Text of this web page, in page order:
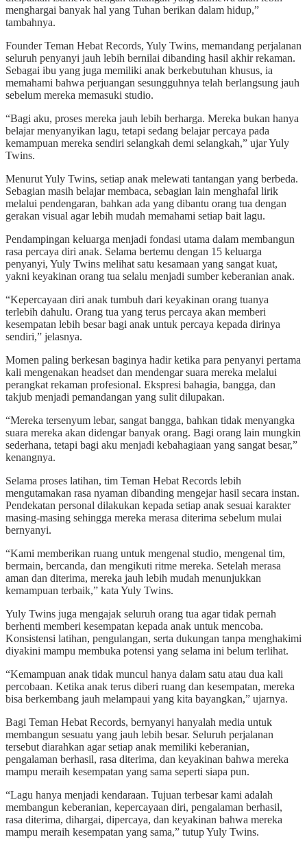
menghargai banyak hal yang Tuhan berikan dalam hidup,”
tambahnya.
Founder Teman Hebat Records, Yuly Twins, memandang perjalanan
seluruh penyanyi jauh lebih bernilai dibanding hasil akhir rekaman.
Sebagai ibu yang juga memiliki anak berkebutuhan khusus, ia
memahami bahwa perjuangan sesungguhnya telah berlangsung jauh
sebelum mereka memasuki studio.
“Bagi aku, proses mereka jauh lebih berharga. Mereka bukan hanya
belajar menyanyikan lagu, tetapi sedang belajar percaya pada
kemampuan mereka sendiri selangkah demi selangkah,” ujar Yuly
Twins.
Menurut Yuly Twins, setiap anak melewati tantangan yang berbeda.
Sebagian masih belajar membaca, sebagian lain menghafal lirik
melalui pendengaran, bahkan ada yang dibantu orang tua dengan
gerakan visual agar lebih mudah memahami setiap bait lagu.
Pendampingan keluarga menjadi fondasi utama dalam membangun
rasa percaya diri anak. Selama bertemu dengan 15 keluarga
penyanyi, Yuly Twins melihat satu kesamaan yang sangat kuat,
yakni keyakinan orang tua selalu menjadi sumber keberanian anak.
“Kepercayaan diri anak tumbuh dari keyakinan orang tuanya
terlebih dahulu. Orang tua yang terus percaya akan memberi
kesempatan lebih besar bagi anak untuk percaya kepada dirinya
sendiri,” jelasnya.
Momen paling berkesan baginya hadir ketika para penyanyi pertama
kali mengenakan headset dan mendengar suara mereka melalui
perangkat rekaman profesional. Ekspresi bahagia, bangga, dan
takjub menjadi pemandangan yang sulit dilupakan.
“Mereka tersenyum lebar, sangat bangga, bahkan tidak menyangka
suara mereka akan didengar banyak orang. Bagi orang lain mungkin
sederhana, tetapi bagi aku menjadi kebahagiaan yang sangat besar,”
kenangnya.
Selama proses latihan, tim Teman Hebat Records lebih
mengutamakan rasa nyaman dibanding mengejar hasil secara instan.
Pendekatan personal dilakukan kepada setiap anak sesuai karakter
masing-masing sehingga mereka merasa diterima sebelum mulai
bernyanyi.
“Kami memberikan ruang untuk mengenal studio, mengenal tim,
bermain, bercanda, dan mengikuti ritme mereka. Setelah merasa
aman dan diterima, mereka jauh lebih mudah menunjukkan
kemampuan terbaik,” kata Yuly Twins.
Yuly Twins juga mengajak seluruh orang tua agar tidak pernah
berhenti memberi kesempatan kepada anak untuk mencoba.
Konsistensi latihan, pengulangan, serta dukungan tanpa menghakimi
diyakini mampu membuka potensi yang selama ini belum terlihat.
“Kemampuan anak tidak muncul hanya dalam satu atau dua kali
percobaan. Ketika anak terus diberi ruang dan kesempatan, mereka
bisa berkembang jauh melampaui yang kita bayangkan,” ujarnya.
Bagi Teman Hebat Records, bernyanyi hanyalah media untuk
membangun sesuatu yang jauh lebih besar. Seluruh perjalanan
tersebut diarahkan agar setiap anak memiliki keberanian,
pengalaman berhasil, rasa diterima, dan keyakinan bahwa mereka
mampu meraih kesempatan yang sama seperti siapa pun.
“Lagu hanya menjadi kendaraan. Tujuan terbesar kami adalah
membangun keberanian, kepercayaan diri, pengalaman berhasil,
rasa diterima, dihargai, dipercaya, dan keyakinan bahwa mereka
mampu meraih kesempatan yang sama,” tutup Yuly Twins.